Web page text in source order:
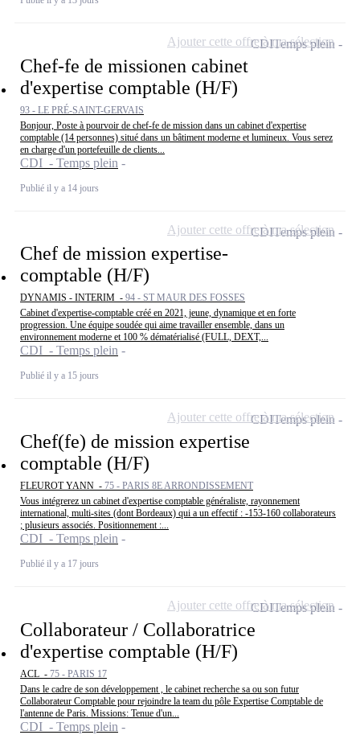
Chef-fe de missionen cabinet
d'expertise comptable (H/F)
93 - LE PRÉ-SAINT-GERVAIS
Bonjour, Poste à pourvoir de chef-fe de mission dans un cabinet d'expertise
comptable (14 personnes) situé dans un bâtiment moderne et lumineux. Vous serez
en charge d'un portefeuille de clients...
CDI - Temps plein
Publié il y a 14 jours
CDITemps plein
Ajouter cette offre à ma sélection
Chef de mission expertise-
comptable (H/F)
DYNAMIS - INTERIM - 94 - ST MAUR DES FOSSES
Cabinet d'expertise-comptable créé en 2021, jeune, dynamique et en forte
progression. Une équipe soudée qui aime travailler ensemble, dans un
environnement moderne et 100 % dématérialisé (FULL, DEXT,...
CDI - Temps plein
Publié il y a 15 jours
CDITemps plein
Ajouter cette offre à ma sélection
Chef(fe) de mission expertise
comptable (H/F)
FLEUROT YANN - 75 - PARIS 8E ARRONDISSEMENT
Vous intégrerez un cabinet d'expertise comptable généraliste, rayonnement
international, multi-sites (dont Bordeaux) qui a un effectif : -153-160 collaborateurs
; plusieurs associés. Positionnement :...
CDI - Temps plein
Publié il y a 17 jours
CDITemps plein
Ajouter cette offre à ma sélection
Collaborateur / Collaboratrice
d'expertise comptable (H/F)
ACL - 75 - PARIS 17
Dans le cadre de son développement , le cabinet recherche sa ou son futur
Collaborateur Comptable pour rejoindre la team du pôle Expertise Comptable de
l'antenne de Paris. Missions: Tenue d'un...
CDI - Temps plein
CDITemps plein
Ajouter cette offre à ma sélection